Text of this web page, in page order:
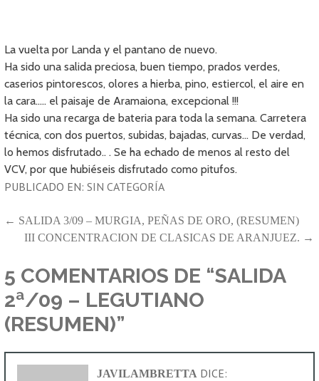
La vuelta por Landa y el pantano de nuevo.
Ha sido una salida preciosa, buen tiempo, prados verdes,
caserios pintorescos, olores a hierba, pino, estiercol, el aire en
la cara….. el paisaje de Aramaiona, excepcional !!!
Ha sido una recarga de bateria para toda la semana. Carretera
técnica, con dos puertos, subidas, bajadas, curvas… De verdad,
lo hemos disfrutado.. . Se ha echado de menos al resto del
VCV, por que hubiéseis disfrutado como pitufos.
PUBLICADO EN:SIN CATEGORÍA
NAVEGACIÓN
DE
ENTRADAS
← SALIDA 3/09 – MURGIA, PEÑAS DE ORO, (RESUMEN)
III CONCENTRACION DE CLASICAS DE ARANJUEZ. →
5 COMENTARIOS DE “SALIDA
2ª/09 – LEGUTIANO
(RESUMEN)”
JAVILAMBRETTA DICE: